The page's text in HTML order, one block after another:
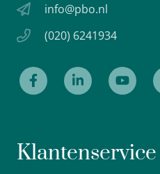
info@pbo.nl
(020) 6241934
Klantenservice